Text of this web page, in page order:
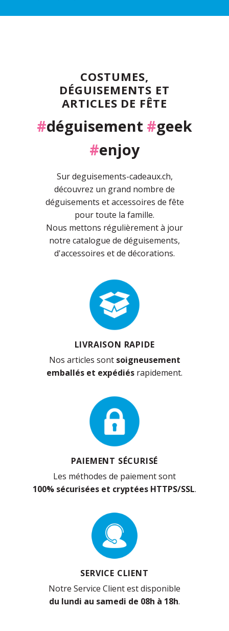
COSTUMES,
DÉGUISEMENTS ET
ARTICLES DE FÊTE
#déguisement #geek
#enjoy
Sur deguisements-cadeaux.ch,
découvrez un grand nombre de
déguisements et accessoires de fête
pour toute la famille.
Nous mettons régulièrement à jour
notre catalogue de déguisements,
d'accessoires et de décorations.
LIVRAISON RAPIDE
Nos articles sont soigneusement
emballés et expédiés rapidement.
PAIEMENT SÉCURISÉ
Les méthodes de paiement sont
100% sécurisées et cryptées HTTPS/SSL.
SERVICE CLIENT
Notre Service Client est disponible
du lundi au samedi de 08h à 18h.